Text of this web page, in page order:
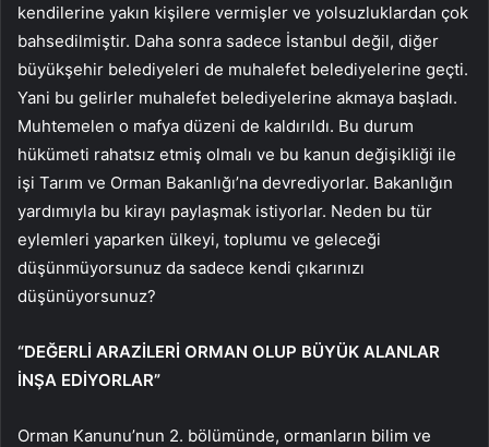
kendilerine yakın kişilere vermişler ve yolsuzluklardan çok
bahsedilmiştir. Daha sonra sadece İstanbul değil, diğer
büyükşehir belediyeleri de muhalefet belediyelerine geçti.
Yani bu gelirler muhalefet belediyelerine akmaya başladı.
Muhtemelen o mafya düzeni de kaldırıldı. Bu durum
hükümeti rahatsız etmiş olmalı ve bu kanun değişikliği ile
işi Tarım ve Orman Bakanlığı’na devrediyorlar. Bakanlığın
yardımıyla bu kirayı paylaşmak istiyorlar. Neden bu tür
eylemleri yaparken ülkeyi, toplumu ve geleceği
düşünmüyorsunuz da sadece kendi çıkarınızı
düşünüyorsunuz?
“DEĞERLİ ARAZİLERİ ORMAN OLUP BÜYÜK ALANLAR
İNŞA EDİYORLAR”
Orman Kanunu’nun 2. bölümünde, ormanların bilim ve